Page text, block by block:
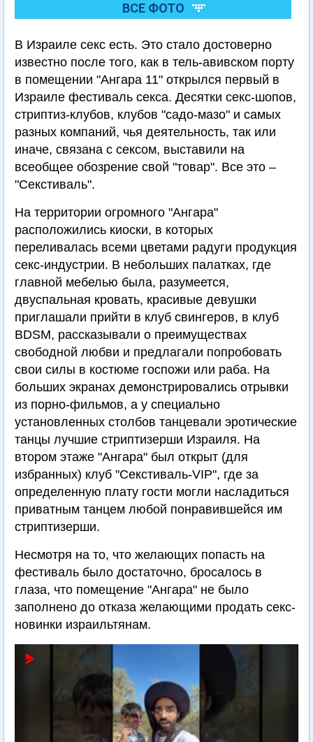
ВСЕ ФОТО
В Израиле секс есть. Это стало достоверно
известно после того, как в тель-авивском порту
в помещении "Ангара 11" открылся первый в
Израиле фестиваль секса. Десятки секс-шопов,
стриптиз-клубов, клубов "садо-мазо" и самых
разных компаний, чья деятельность, так или
иначе, связана с сексом, выставили на
всеобщее обозрение свой "товар". Все это –
"Секстиваль".
На территории огромного "Ангара"
расположились киоски, в которых
переливалась всеми цветами радуги продукция
секс-индустрии. В небольших палатках, где
главной мебелью была, разумеется,
двуспальная кровать, красивые девушки
приглашали прийти в клуб свингеров, в клуб
BDSM, рассказывали о преимуществах
свободной любви и предлагали попробовать
свои силы в костюме госпожи или раба. На
больших экранах демонстрировались отрывки
из порно-фильмов, а у специально
установленных столбов танцевали эротические
танцы лучшие стриптизерши Израиля. На
втором этаже "Ангара" был открыт (для
избранных) клуб "Секстиваль-VIP", где за
определенную плату гости могли насладиться
приватным танцем любой понравившейся им
стриптизерши.
Несмотря на то, что желающих попасть на
фестиваль было достаточно, бросалось в
глаза, что помещение "Ангара" не было
заполнено до отказа желающими продать секс-
новинки израильтянам.